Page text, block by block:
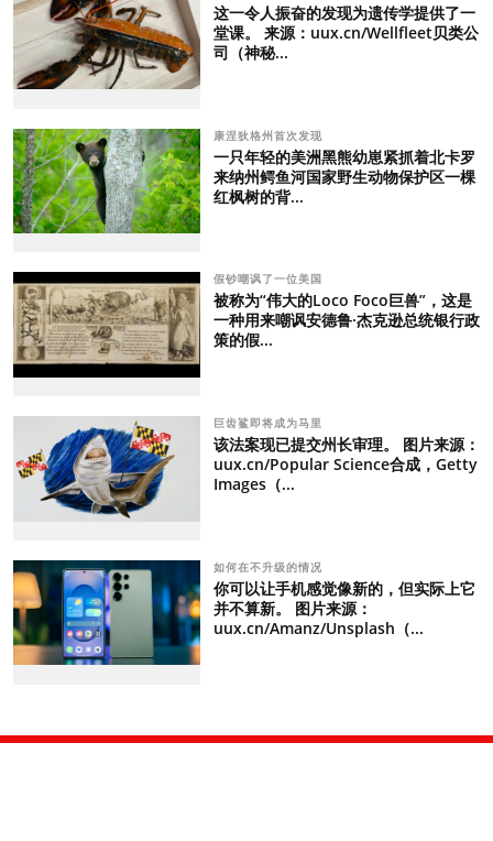
这一令人振奋的发现为遗传学提供了一
堂课。 来源：uux.cn/Wellfleet贝类公
司（神秘...
康涅狄格州首次发现
一只年轻的美洲黑熊幼崽紧抓着北卡罗
来纳州鳄鱼河国家野生动物保护区一棵
红枫树的背...
假钞嘲讽了一位美国
被称为“伟大的Loco Foco巨兽”，这是
一种用来嘲讽安德鲁·杰克逊总统银行政
策的假...
巨齿鲨即将成为马里
该法案现已提交州长审理。 图片来源：
uux.cn/Popular Science合成，Getty
Images（...
如何在不升级的情况
你可以让手机感觉像新的，但实际上它
并不算新。 图片来源：
uux.cn/Amanz/Unsplash（...